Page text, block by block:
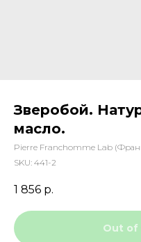
Зверобой.
масло.
Pierre Franchomme Lab
SKU: 441-2
1 856 р.
Out of